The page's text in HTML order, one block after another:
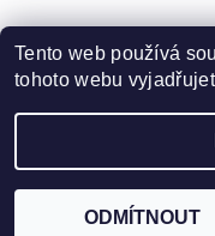
Zboží.cz |
2026 ©
Tento web používá
tohoto webu
ODMÍTNOUT